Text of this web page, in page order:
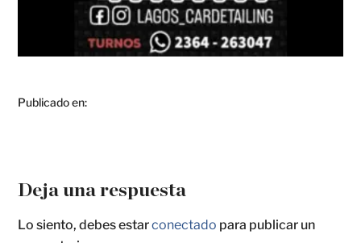
Publicado en:
Deja una respuesta
Lo siento, debes estarconectado para publicar un